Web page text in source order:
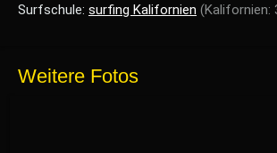
Surfschule: surfing Kalifornien (Kalifornien:
Weitere Fotos